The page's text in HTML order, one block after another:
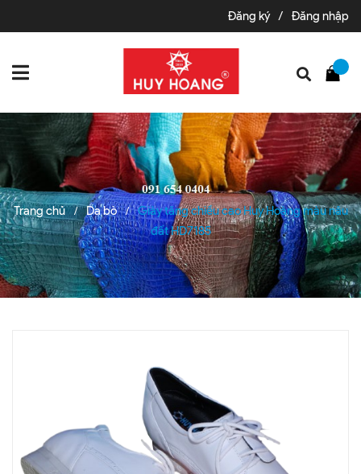
Đăng ký / Đăng nhập
Trang chủ / Da bò /
Giày tăng chiều cao Huy Hoàng màu nâu
đất HD7185